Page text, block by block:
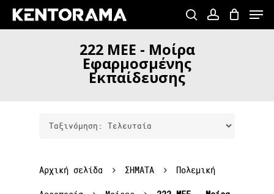
Skip
searchaccount
Menu
222 ΜΕΕ - Μοίρα
Εφαρμοσμένης
Εκπαίδευσης
Αρχική σελίδα ΣΗΜΑΤΑ Πολεμική